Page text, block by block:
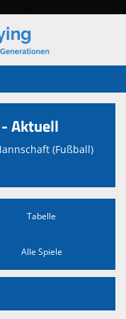
Aktuell
(Fußball)
Tabelle
Alle Spiele